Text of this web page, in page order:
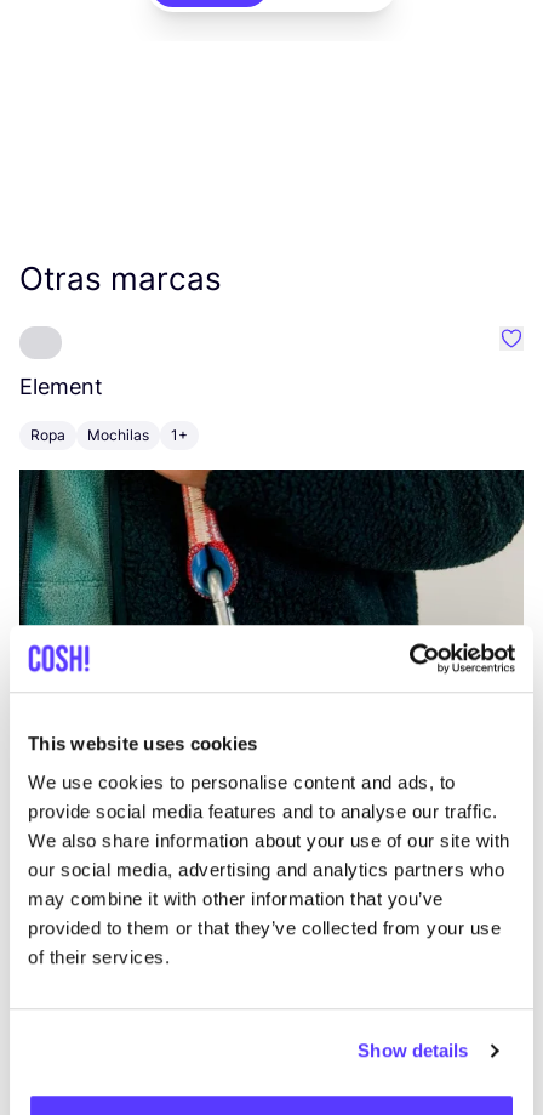
This website uses cookies
We use cookies to personalise content and ads, to
provide social media features and to analyse our traffic.
We also share information about your use of our site with
our social media, advertising and analytics partners who
may combine it with other information that you’ve
provided to them or that they’ve collected from your use
of their services.
Show details
Otras marcas
Element
Ropa Mochilas 1+